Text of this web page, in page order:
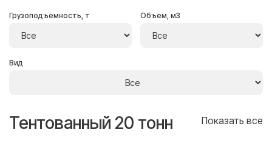
Грузоподъёмность, т Объём, м3
Вид
Тентованный 20 тонн Показать все